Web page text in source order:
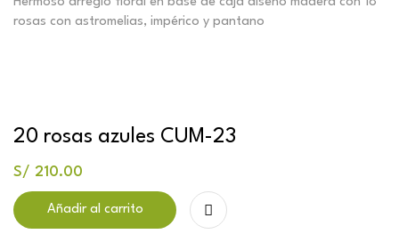
rosas con astromelias, impérico y pantano
20 rosas azules CUM-23
S/ 210.00
Añadir al carrito